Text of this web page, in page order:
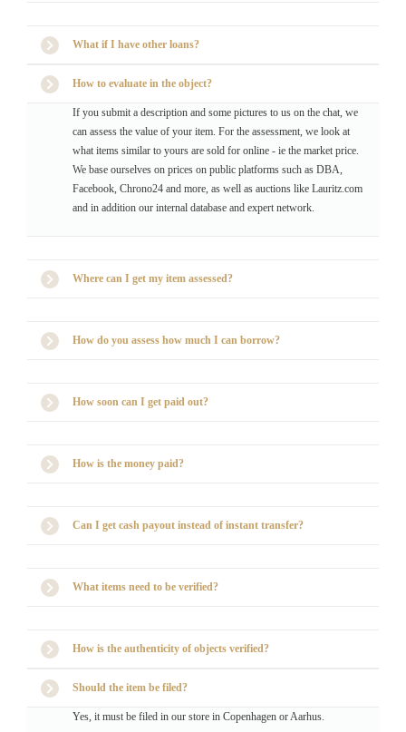
What if I have other loans?
How to evaluate in the object?
If you submit a description and some pictures to us on the chat, we
can assess the value of your item. For the assessment, we look at
what items similar to yours are sold for online - ie the market price.
We base ourselves on prices on public platforms such as DBA,
Facebook, Chrono24 and more, as well as auctions like Lauritz.com
and in addition our internal database and expert network.
Where can I get my item assessed?
How do you assess how much I can borrow?
How soon can I get paid out?
How is the money paid?
Can I get cash payout instead of instant transfer?
What items need to be verified?
How is the authenticity of objects verified?
Should the item be filed?
Yes, it must be filed in our store in Copenhagen or Aarhus.